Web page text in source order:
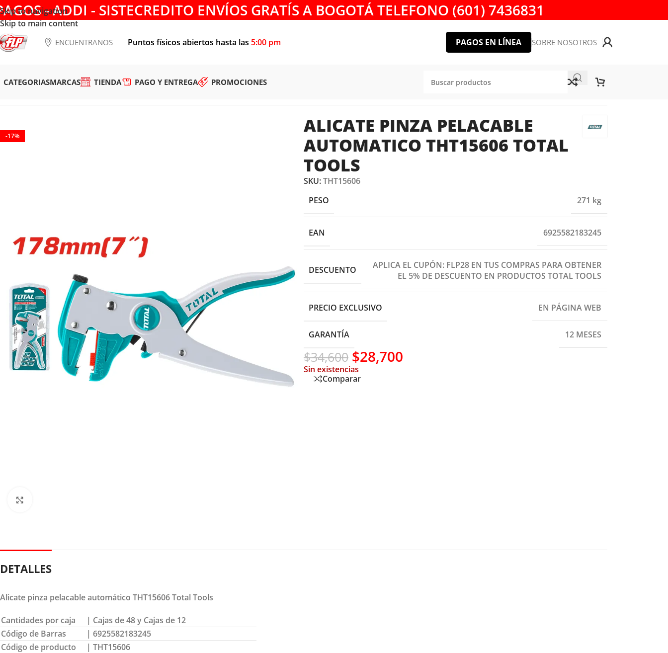
Skip to navigation
Skip to main content
- ADDI - SISTECREDITO ENVÍOS GRATÍS A BOGOTÁ TELEFONO (601) 7436831
ENCUENTRANOS Puntos físicos abiertos hasta las 5:00 pm PAGOS EN LÍNEA SOBRE NOSOTROS
CATEGORIASMARCAS TIENDA PAGO Y ENTREGA PROMOCIONES
-17%
ALICATE PINZA PELACABLE
AUTOMATICO THT15606 TOTAL
TOOLS
SKU:THT15606
PESO
271 kg
EAN 6925582183245
DESCUENTO
APLICA EL CUPÓN: FLP28 EN TUS COMPRAS PARA OBTENER
EL 5% DE DESCUENTO EN PRODUCTOS TOTAL TOOLS
PRECIO EXCLUSIVO EN PÁGINA WEB
GARANTÍA 12 MESES
$34,600 $28,700
Sin existencias
Comparar
DETALLES
Alicate pinza pelacable automático THT15606 Total Tools
Cantidades por caja
| Cajas de 48 y Cajas de 12
Código de Barras
| 6925582183245
Código de producto
| THT15606